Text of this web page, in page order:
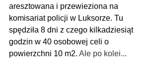
aresztowana i przewieziona na
komisariat policji w Luksorze. Tu
spędziła 8 dni z czego kilkadziesiąt
godzin w 40 osobowej celi o
powierzchni 10 m2. Ale po kolei...